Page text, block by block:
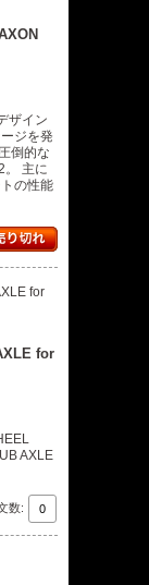
ザイン
ジを発
倒的な
。 主に
の性能
for
AXLE
数: